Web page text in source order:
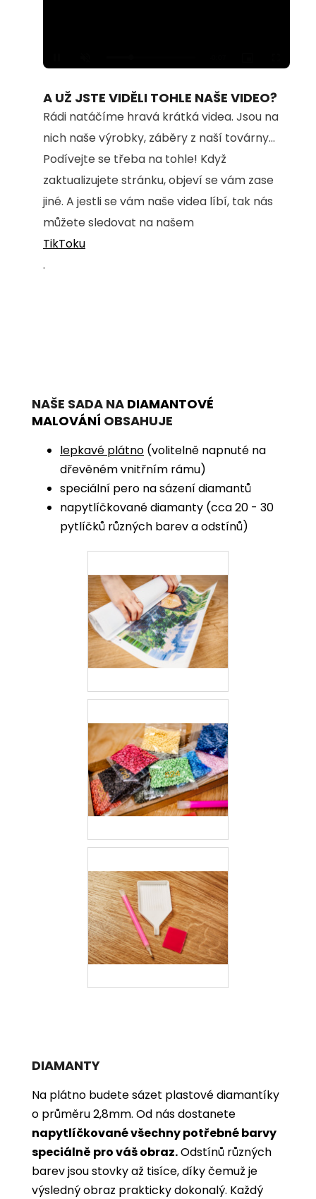
100.00%
A UŽ JSTE VIDĚLI TOHLE NAŠE VIDEO?
Rádi natáčíme hravá krátká videa. Jsou na
nich naše výrobky, záběry z naší továrny...
Podívejte se třeba na tohle! Když
zaktualizujete stránku, objeví se vám zase
jiné. A jestli se vám naše videa líbí, tak nás
můžete sledovat na našem
TikToku
.
NAŠE SADA NA DIAMANTOVÉ
MALOVÁNÍ OBSAHUJE
lepkavé plátno (volitelně napnuté na
dřevěném vnitřním rámu)
speciální pero na sázení diamantů
napytlíčkované diamanty (cca 20 - 30
pytlíčků různých barev a odstínů)
DIAMANTY
Na plátno budete sázet plastové diamantíky
o průměru 2,8mm. Od nás dostanete
napytlíčkované všechny potřebné barvy
speciálně pro váš obraz.Odstínů různých
barev jsou stovky až tisíce, díky čemuž je
výsledný obraz prakticky dokonalý. Každý